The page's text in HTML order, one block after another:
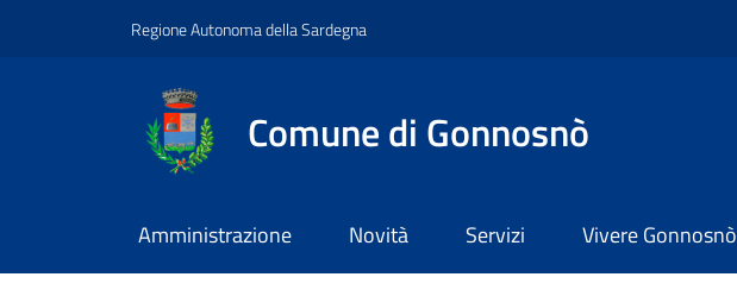
Regione Autonoma della Sardegna
Comune di Gonnosnò
Amministrazione Novità Servizi Vivere Gonnosnò